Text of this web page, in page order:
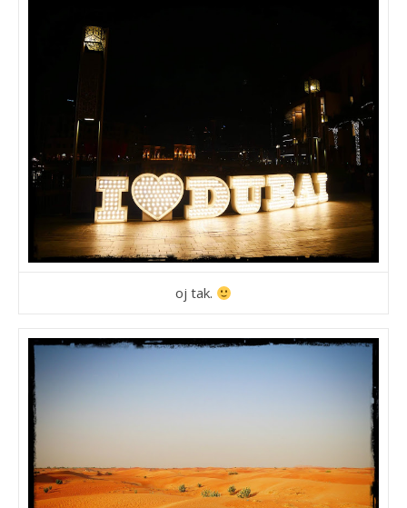
oj tak.